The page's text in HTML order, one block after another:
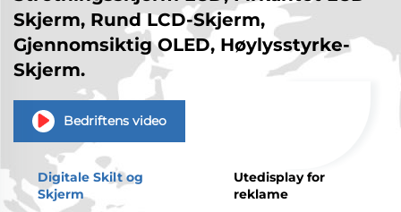
Skjerm, Rund LCD-Skjerm,
Gjennomsiktig OLED, Høylysstyrke-
Skjerm.
Bedriftens video
Digitale Skilt og
Skjerm
Utedisplay for
reklame